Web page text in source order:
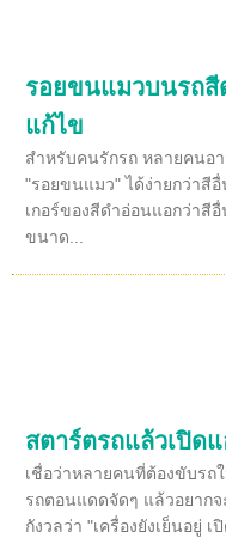
รอยขนแมวบนรถสี
แก้ไข
สำหรับคนรักรถ หลายคนอา
"รอยขนแมว" ได้ง่ายกว่าสี
เกอร์ของสีดำอ่อนแอกว่าสี
ขนาด...
สตาร์ตรถแล้วเปิด
เชื่อว่าหลายคนที่ต้องขับรถ
รถตอนแดดจัดๆ แล้วอยาก
กังวลว่า "เครื่องยังเย็นอยู่ เ